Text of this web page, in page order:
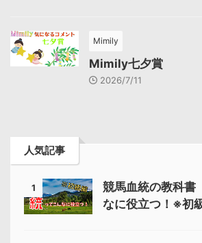
Mimily
Mimily七夕賞
2026/7/11
人気記事
1
競馬血統の教科
なに役立つ！※初